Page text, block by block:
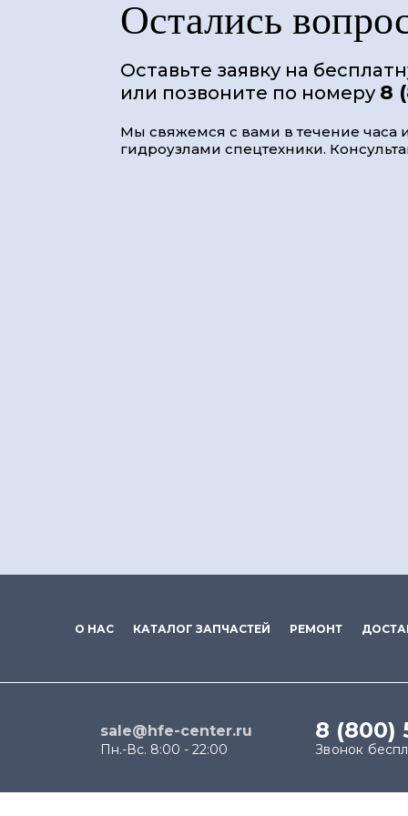
Остались
Оставьте заявку на
или позвоните по номеру 8
Мы свяжемся с вами в течение часа
гидроузлами спецтехники.
О НАС КАТАЛОГ ЗАПЧАСТЕЙ РЕМОНТ
sale@hfe-center.ru
Пн.-Вс. 8:00 - 22:00
8 (800)
Звонок